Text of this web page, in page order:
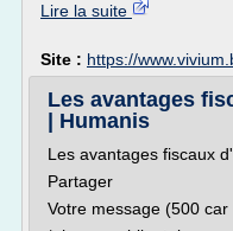
Lire la suite
Site : https://
Les avantages
| Humanis
Les avantages fiscaux
Partager
Votre message (500 car